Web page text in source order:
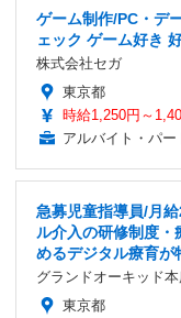
ゲーム制作/PC・デ
ェック ゲーム好き
株式会社セガ
東京都
時給1,250円～
アルバイト・パー
急募児童指導員/月
ル介入の研修制度
めるデジタル療育が
グランドオーキッド
東京都